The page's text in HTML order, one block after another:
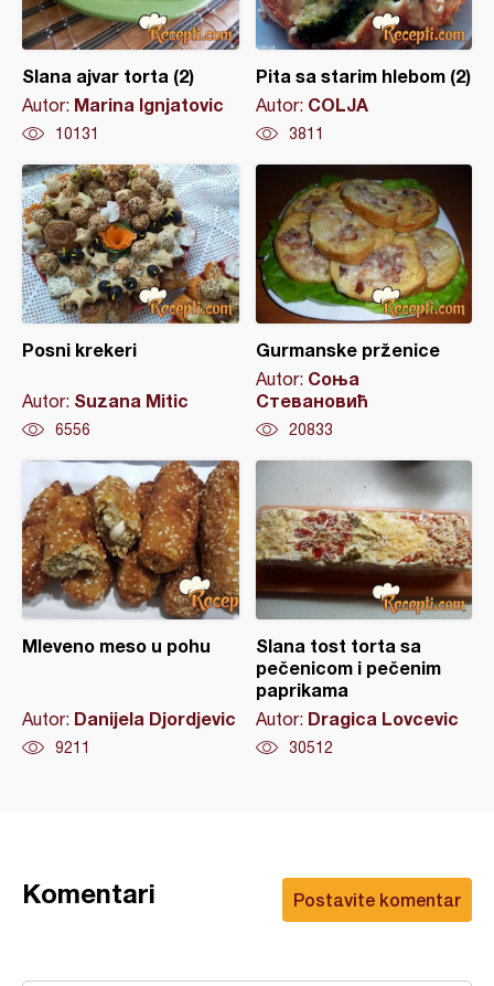
Slana ajvar torta (2)
Autor: Marina Ignjatovic
10131
Pita sa starim hlebom (2)
Autor: COLJA
3811
Posni krekeri
Autor: Suzana Mitic
6556
Gurmanske prženice
Autor: Соња
Стевановић
20833
Mleveno meso u pohu
Autor: Danijela Djordjevic
9211
Slana tost torta sa
pečenicom i pečenim
paprikama
Autor: Dragica Lovcevic
30512
Postavite komentar
Komentari